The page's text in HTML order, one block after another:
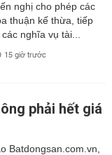
nghị cho phép các
thuận kế thừa, tiếp
nghĩa vụ tài...
15 giờ trước
phải hết giá
Batdongsan.com.vn,